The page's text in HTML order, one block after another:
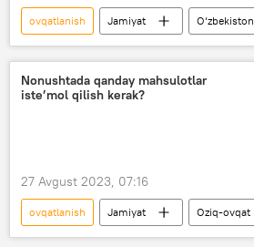
ovqatlanish Jamiyat
O‘zbekiston
maktab
Nonushtada qanday mahsulotlar
iste’mol qilish kerak?
27 Avgust 2023, 07:16
ovqatlanish Jamiyat
Oziq-ovqat
Shifokorlar tavsiyasi